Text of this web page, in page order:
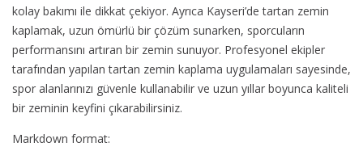
kolay bakımı ile dikkat çekiyor. Ayrıca Kayseri’de tartan zemin
kaplamak, uzun ömürlü bir çözüm sunarken, sporcuların
performansını artıran bir zemin sunuyor. Profesyonel ekipler
tarafından yapılan tartan zemin kaplama uygulamaları sayesinde,
spor alanlarınızı güvenle kullanabilir ve uzun yıllar boyunca kaliteli
bir zeminin keyfini çıkarabilirsiniz.
Markdown format: